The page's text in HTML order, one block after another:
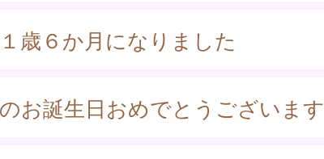
歳６か月になりました
お誕生日おめでとうございます